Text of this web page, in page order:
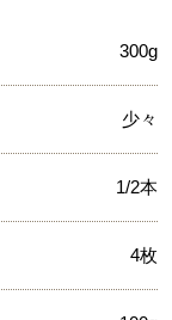
300g
少々
1/2本
4枚